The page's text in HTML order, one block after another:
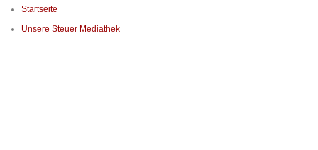
Startseite
Unsere Steuer Mediathek